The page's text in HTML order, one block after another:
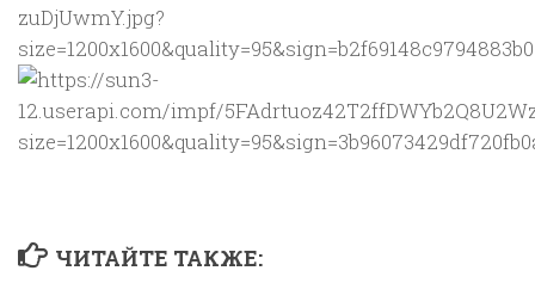
ЧИТАЙТЕ ТАКЖЕ: